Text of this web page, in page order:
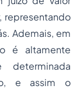
representando
Ademais, em
é altamente
e assim o